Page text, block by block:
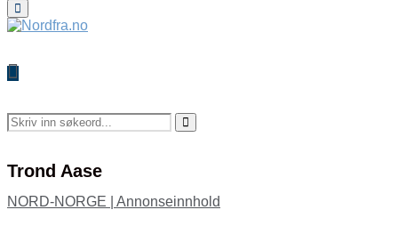
Primary
Menu
Search
for:
Search
Trond Aase
NORD-NORGE | Annonseinnhold